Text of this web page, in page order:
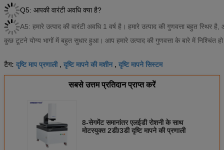
Q5: आपकी वारंटी अवधि क्या है?
A5: हमारे उत्पाद की वारंटी अवधि 1 वर्ष है। हमारे उत्पाद की गुणवत्ता बहुत स्थिर है,
कुछ टूटने योग्य भागों में बहुत सुधार हुआ। आप हमारे उत्पाद की गुणवत्ता के बारे में निश्चिंत
टैग: दृष्टि माप प्रणाली, दृष्टि मापने की मशीन, दृष्टि मापने सिस्टम
सबसे उत्तम प्रतिदान प्राप्त करें
8-सेगमेंट समानांतर एलईडी रोशनी के साथ
मोटरयुक्त 2डी/3डी दृष्टि मापने की प्रणाली